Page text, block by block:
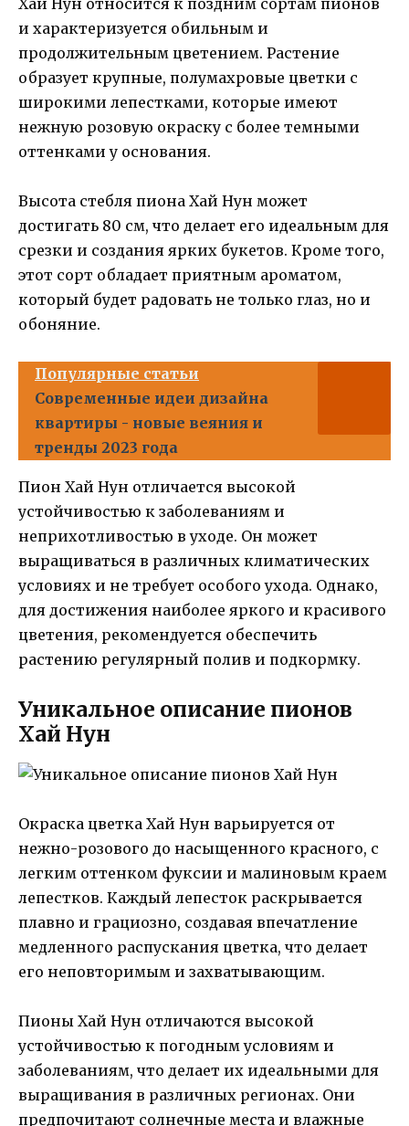
и характеризуется обильным и
продолжительным цветением. Растение
образует крупные, полумахровые цветки с
широкими лепестками, которые имеют
нежную розовую окраску с более темными
оттенками у основания.
Высота стебля пиона Хай Нун может
достигать 80 см, что делает его идеальным для
срезки и создания ярких букетов. Кроме того,
этот сорт обладает приятным ароматом,
который будет радовать не только глаз, но и
обоняние.
Популярные статьи
Современные идеи дизайна
квартиры - новые веяния и
тренды 2023 года
Пион Хай Нун отличается высокой
устойчивостью к заболеваниям и
неприхотливостью в уходе. Он может
выращиваться в различных климатических
условиях и не требует особого ухода. Однако,
для достижения наиболее яркого и красивого
цветения, рекомендуется обеспечить
растению регулярный полив и подкормку.
Уникальное описание пионов
Хай Нун
Окраска цветка Хай Нун варьируется от
нежно-розового до насыщенного красного, с
легким оттенком фуксии и малиновым краем
лепестков. Каждый лепесток раскрывается
плавно и грациозно, создавая впечатление
медленного распускания цветка, что делает
его неповторимым и захватывающим.
Пионы Хай Нун отличаются высокой
устойчивостью к погодным условиям и
заболеваниям, что делает их идеальными для
выращивания в различных регионах. Они
предпочитают солнечные места и влажные